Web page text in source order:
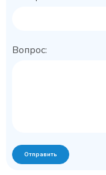
Вопрос:
Отправить